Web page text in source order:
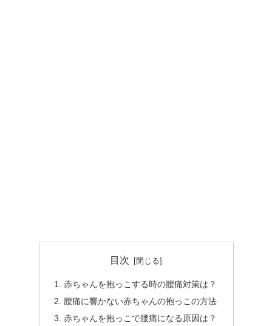
目次
赤ちゃんを抱っこする時の腰痛対策は？
腰痛に響かない赤ちゃんの抱っこの方法
赤ちゃんを抱っこで腰痛になる原因は？